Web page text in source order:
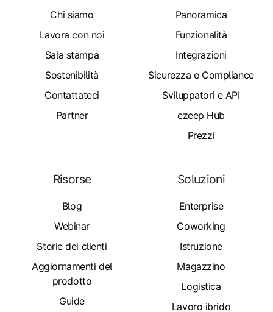
Chi siamo
Lavora con noi
Sala stampa
Sostenibilità
Contattateci
Partner
Panoramica
Funzionalità
Integrazioni
Sicurezza e Compliance
Sviluppatori e API
ezeep Hub
Prezzi
Risorse
Blog
Webinar
Storie dei clienti
Aggiornamenti del
prodotto
Guide
Soluzioni
Enterprise
Coworking
Istruzione
Magazzino
Logistica
Lavoro ibrido